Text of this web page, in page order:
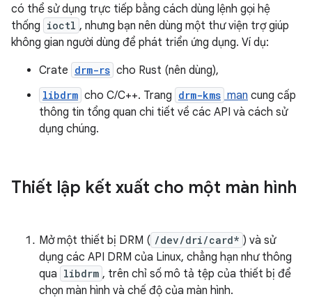
có thể sử dụng trực tiếp bằng cách dùng lệnh gọi hệ
thống ioctl , nhưng bạn nên dùng một thư viện trợ giúp
không gian người dùng để phát triển ứng dụng. Ví dụ:
Crate drm-rs cho Rust (nên dùng),
libdrm cho C/C++. Trang drm-kms man cung cấp
thông tin tổng quan chi tiết về các API và cách sử
dụng chúng.
Thiết lập kết xuất cho một màn hình
Mở một thiết bị DRM ( /dev/dri/card* ) và sử
dụng các API DRM của Linux, chẳng hạn như thông
qua libdrm , trên chỉ số mô tả tệp của thiết bị để
chọn màn hình và chế độ của màn hình.